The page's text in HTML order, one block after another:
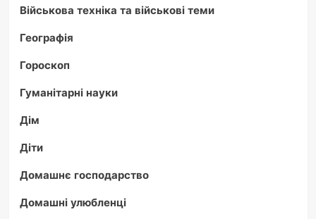
Військова техніка та військові теми
Географія
Гороскоп
Гуманітарні науки
Дім
Діти
Домашнє господарство
Домашні улюбленці